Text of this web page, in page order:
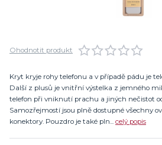
Ohodnotit produkt
Kryt kryje rohy telefonu a v případě pádu je
Další z plusů je vnitřní výstelka z jemného
telefon při vniknutí prachu a jiných nečistot
Samozřejmostí jsou plně dostupné všechny
konektory. Pouzdro je také pln... celý popis